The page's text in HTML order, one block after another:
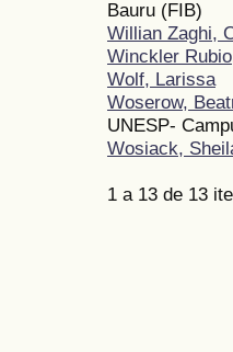
Bauru (FIB)
Willian Zaghi,
Winckler
Wolf, Larissa
Woserow,
UNESP-
Wosiack,
1 a 13 de 13